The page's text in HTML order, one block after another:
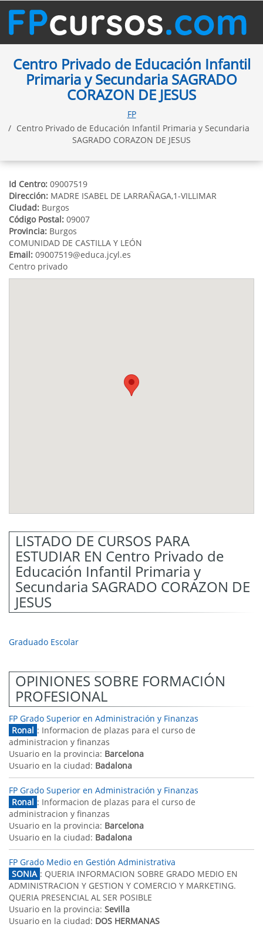
Centro Privado de Educación Infantil
Primaria y Secundaria SAGRADO
CORAZON DE JESUS
FP
Centro Privado de Educación Infantil Primaria y Secundaria
SAGRADO CORAZON DE JESUS
Id Centro: 09007519
Dirección: MADRE ISABEL DE LARRAÑAGA,1-VILLIMAR
Ciudad: Burgos
Código Postal: 09007
Provincia: Burgos
COMUNIDAD DE CASTILLA Y LEÓN
Email: 09007519@educa.jcyl.es
Centro privado
LISTADO DE CURSOS PARA
ESTUDIAR EN Centro Privado de
Educación Infantil Primaria y
Secundaria SAGRADO CORAZON DE
JESUS
Graduado Escolar
OPINIONES SOBRE FORMACIÓN
PROFESIONAL
FP Grado Superior en Administración y Finanzas
Ronal : Informacion de plazas para el curso de
administracion y finanzas
Usuario en la provincia: Barcelona
Usuario en la ciudad: Badalona
FP Grado Superior en Administración y Finanzas
Ronal : Informacion de plazas para el curso de
administracion y finanzas
Usuario en la provincia: Barcelona
Usuario en la ciudad: Badalona
FP Grado Medio en Gestión Administrativa
SONIA : QUERIA INFORMACION SOBRE GRADO MEDIO EN
ADMINISTRACION Y GESTION Y COMERCIO Y MARKETING.
QUERIA PRESENCIAL AL SER POSIBLE
Usuario en la provincia: Sevilla
Usuario en la ciudad: DOS HERMANAS